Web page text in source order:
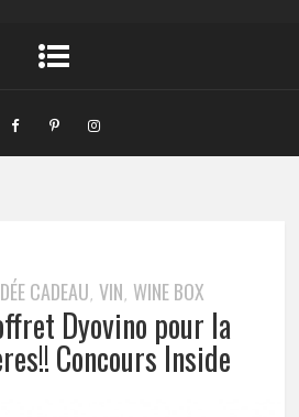
CADEAU, VIN, WINE BOX
Dyovino pour la
Concours Inside